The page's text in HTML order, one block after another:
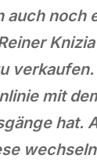
noch
verkaufen.
mit
hat.